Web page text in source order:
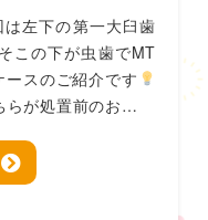
左下の第一大臼歯
この下が虫歯でMT
スのご紹介です
らが処置前のお…